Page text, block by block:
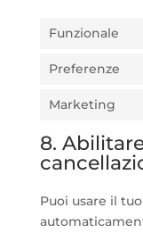
Funzionale
Preferenze
Marketing
8.
Puoi usare il